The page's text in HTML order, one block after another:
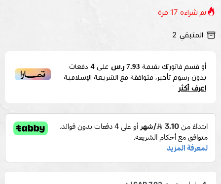
تم شراءه 17 مرة
المتبقي 2
أو قسم فاتورتك بقيمة 7.93 ر.س على 4 دفعات
بدون رسوم تأخير، متوافقة مع الشريعة الإسلامية
اعرف أكثر